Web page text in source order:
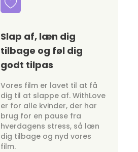
Slap af, læn dig
tilbage og føl dig
godt tilpas
Vores film er lavet til at få
dig til at slappe af. WithLove
er for alle kvinder, der har
brug for en pause fra
hverdagens stress, så læn
dig tilbage og nyd vores
film.